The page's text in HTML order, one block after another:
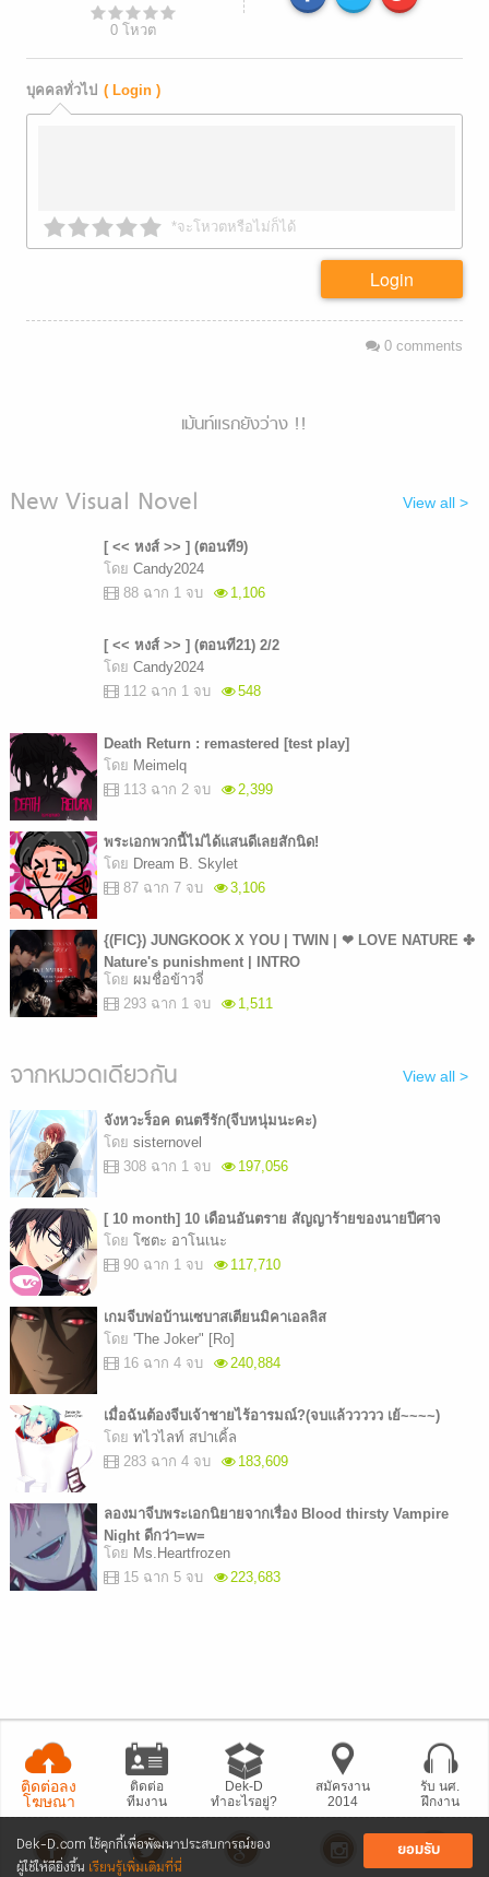
Dek-D.com ใช้คุกกี้เพื่อพัฒนาประสบการณ์ของ
ผู้ใช้ให้ดียิ่งขึ้น เรียนรู้เพิ่มเติมที่นี่
ยอมรับ
0โหวต
บุคคลทั่วไป ( Login )
*จะโหวตหรือไม่ก็ได้
Login
0comments
เม้นท์แรกยังว่าง !!
New Visual Novel View all >
[ << หงส์ >> ] (ตอนที9)
โดย Candy2024
88 ฉาก 1 จบ
1,106
[ << หงส์ >> ] (ตอนที21) 2/2
โดย Candy2024
112 ฉาก 1 จบ
548
Death Return : remastered [test play]
โดย Meimelq
113 ฉาก 2 จบ
2,399
พระเอกพวกนี้ไม่ได้แสนดีเลยสักนิด!
โดย Dream B. Skylet
87 ฉาก 7 จบ
3,106
{(FIC}) JUNGKOOK X YOU | TWIN | ❤ LOVE NATURE ✤
Nature's punishment | INTRO
โดย ผมชื่อข้าวจี่
293 ฉาก 1 จบ
1,511
จากหมวดเดียวกัน View all >
จังหวะร็อค ดนตรีรัก(จีบหนุ่มนะคะ)
โดย sisternovel
308 ฉาก 1 จบ
197,056
[ 10 month] 10 เดือนอันตราย สัญญาร้ายของนายปีศาจ
โดย โซตะ อาโนเนะ
90 ฉาก 1 จบ
117,710
เกมจีบพ่อบ้านเซบาสเตียนมิคาเอลลิส
โดย 'The Joker" [Ro]
16 ฉาก 4 จบ
240,884
เมื่อฉันต้องจีบเจ้าชายไร้อารมณ์?(จบแล้ววววว เย้~~~~)
โดย ทไวไลท์ สปาเคิ้ล
283 ฉาก 4 จบ
183,609
ลองมาจีบพระเอกนิยายจากเรื่อง Blood thirsty Vampire
Night ดีกว่า=w=
โดย Ms.Heartfrozen
15 ฉาก 5 จบ
223,683
ติดต่อลง
โฆษณา
ติดต่อ
ทีมงาน
Dek-D
ทำอะไรอยู่?
สมัครงาน
2014
รับ นศ.
ฝึกงาน